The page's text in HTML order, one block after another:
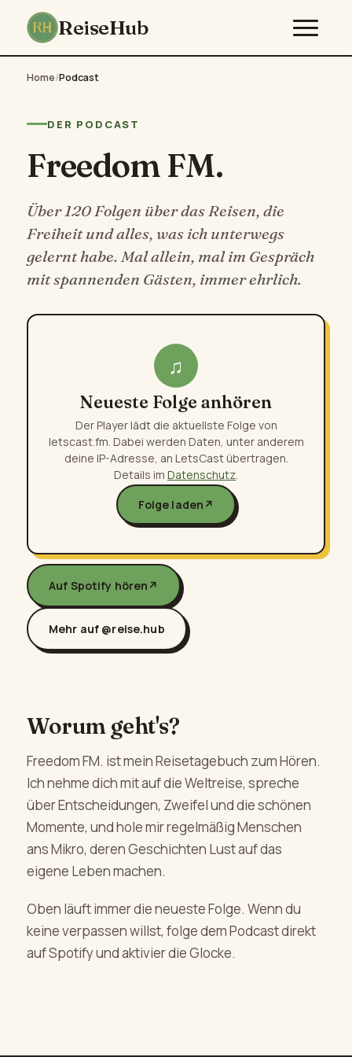
ReiseHub
Home/Podcast
DER PODCAST
Freedom FM.
Über 120 Folgen über das Reisen, die
Freiheit und alles, was ich unterwegs
gelernt habe. Mal allein, mal im Gespräch
mit spannenden Gästen, immer ehrlich.
♫
Neueste Folge anhören
Der Player lädt die aktuellste Folge von
letscast.fm. Dabei werden Daten, unter anderem
deine IP-Adresse, an LetsCast übertragen.
Details im Datenschutz
Folge laden ↗
Auf Spotify hören ↗
Mehr auf @reise.hub
Worum geht's?
Freedom FM. ist mein Reisetagebuch zum Hören.
Ich nehme dich mit auf die Weltreise, spreche
über Entscheidungen, Zweifel und die schönen
Momente, und hole mir regelmäßig Menschen
ans Mikro, deren Geschichten Lust auf das
eigene Leben machen.
Oben läuft immer die neueste Folge. Wenn du
keine verpassen willst, folge dem Podcast direkt
auf Spotify und aktivier die Glocke.